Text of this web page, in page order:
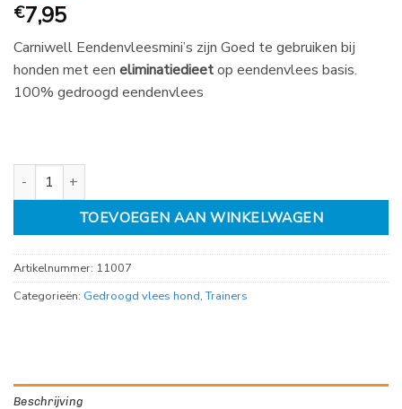
Gewaardeerd
5op 5
op
1
klantbeoordeling
€7,95
Carniwell Eendenvleesmini’s zijn Goed te gebruiken bij
honden met een eliminatiedieetop eendenvlees basis.
100% gedroogd eendenvlees
Carniwell Eendenvleesmini's 200gr aantal
TOEVOEGEN AAN WINKELWAGEN
Artikelnummer: 11007
Categorieën: Gedroogd vlees hond,Trainers
Beschrijving